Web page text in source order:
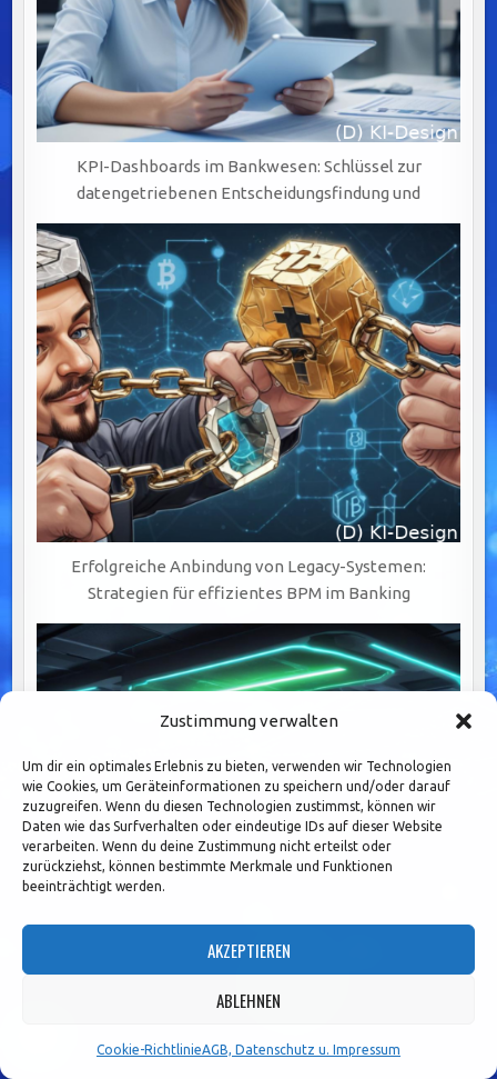
Zustimmung verwalten
Um dir ein optimales Erlebnis zu bieten, verwenden wir Technologien
wie Cookies, um Geräteinformationen zu speichern und/oder darauf
zuzugreifen. Wenn du diesen Technologien zustimmst, können wir
Daten wie das Surfverhalten oder eindeutige IDs auf dieser Website
verarbeiten. Wenn du deine Zustimmung nicht erteilst oder
zurückziehst, können bestimmte Merkmale und Funktionen
beeinträchtigt werden.
AKZEPTIEREN
ABLEHNEN
Cookie-RichtlinieAGB, Datenschutz u. Impressum
KPI-Dashboards im Bankwesen: Schlüssel zur
datengetriebenen Entscheidungsfindung und
Erfolgreiche Anbindung von Legacy-Systemen:
Strategien für effizientes BPM im Banking
Banking durch kontinuierliche Anpassung